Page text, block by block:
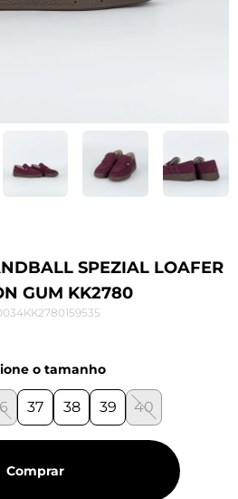
SPEZIAL LOAFER
GUM KK2780
o tamanho
37 38 39 40
Comprar